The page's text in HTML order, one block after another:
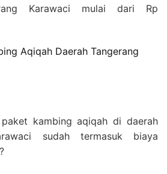
Karawaci mulai dari Rp
Aqiqah Daerah Tangerang
kambing aqiqah di daerah
sudah termasuk biaya